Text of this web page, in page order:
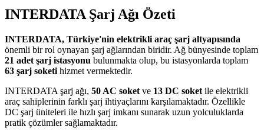
INTERDATA Şarj Ağı Özeti
INTERDATA, Türkiye'nin elektrikli araç şarj altyapısında
önemli bir rol oynayan şarj ağlarından biridir. Ağ bünyesinde toplam
21 adet şarj istasyonu bulunmakta olup, bu istasyonlarda toplam
63 şarj soketi hizmet vermektedir.
INTERDATA şarj ağı, 50 AC soket ve 13 DC soket ile elektrikli
araç sahiplerinin farklı şarj ihtiyaçlarını karşılamaktadır. Özellikle
DC şarj üniteleri ile hızlı şarj imkanı sunarak uzun yolculuklarda
pratik çözümler sağlamaktadır.